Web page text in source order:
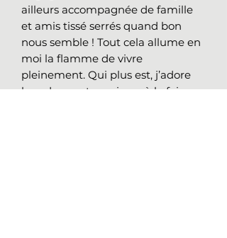
ailleurs accompagnée de famille
et amis tissé serrés quand bon
nous semble ! Tout cela allume en
moi la flamme de vivre
pleinement. Qui plus est, j’adore
leur danse et musique, à la fois